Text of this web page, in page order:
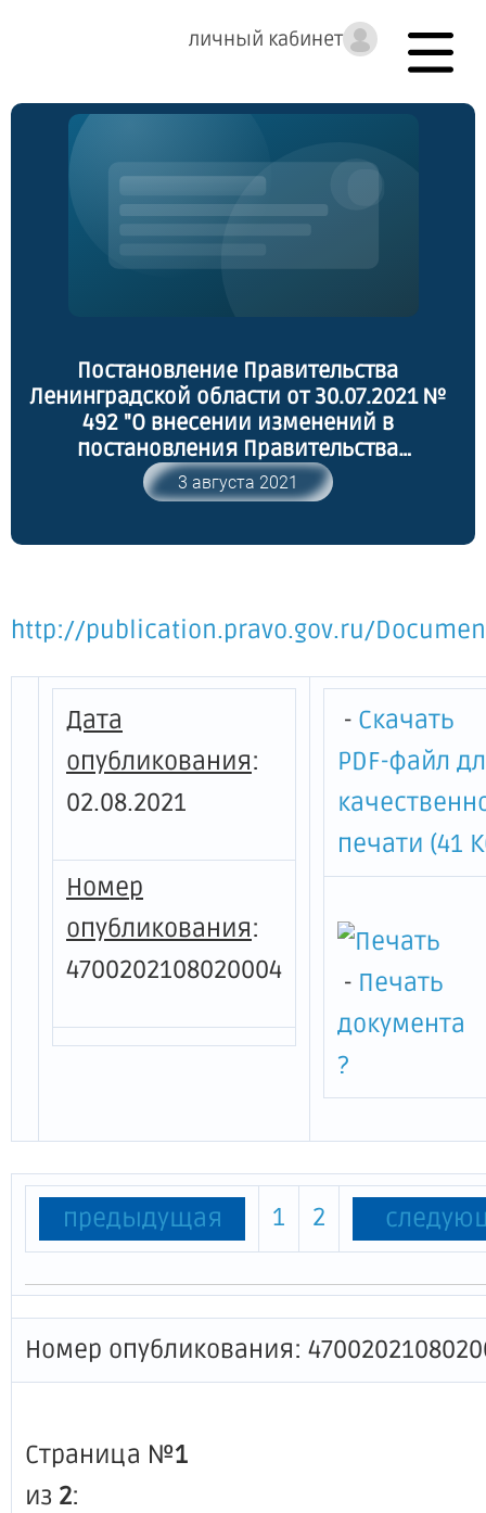
личный кабинет
Постановление Правительства
Ленинградской области от 30.07.2021 №
492 "О внесении изменений в
постановления Правительства
Ленинградской области от 7 сентября
2011 года № 283 "Об утверждении
хозяйству Ленинградской области", от 4
региональной информационно-
области" и от 5 августа 2019 года № 364
"Об утверждении Положения о Комитете
цифрового развития Ленинградской
области и признании утратившими силу
полностью или частично отдельных
постановлений Правительства
Ленинградской области"
3 августа 2021
http://publication.pravo.gov.ru/
Дата
опубликования:
02.08.2021
Номер
опубликования:
4700202108020004
- Скачать
PDF-файл
печати (41
- Печать
документа
?
предыдущая 1 2
Номер опубликования:
Страница №1
из 2: